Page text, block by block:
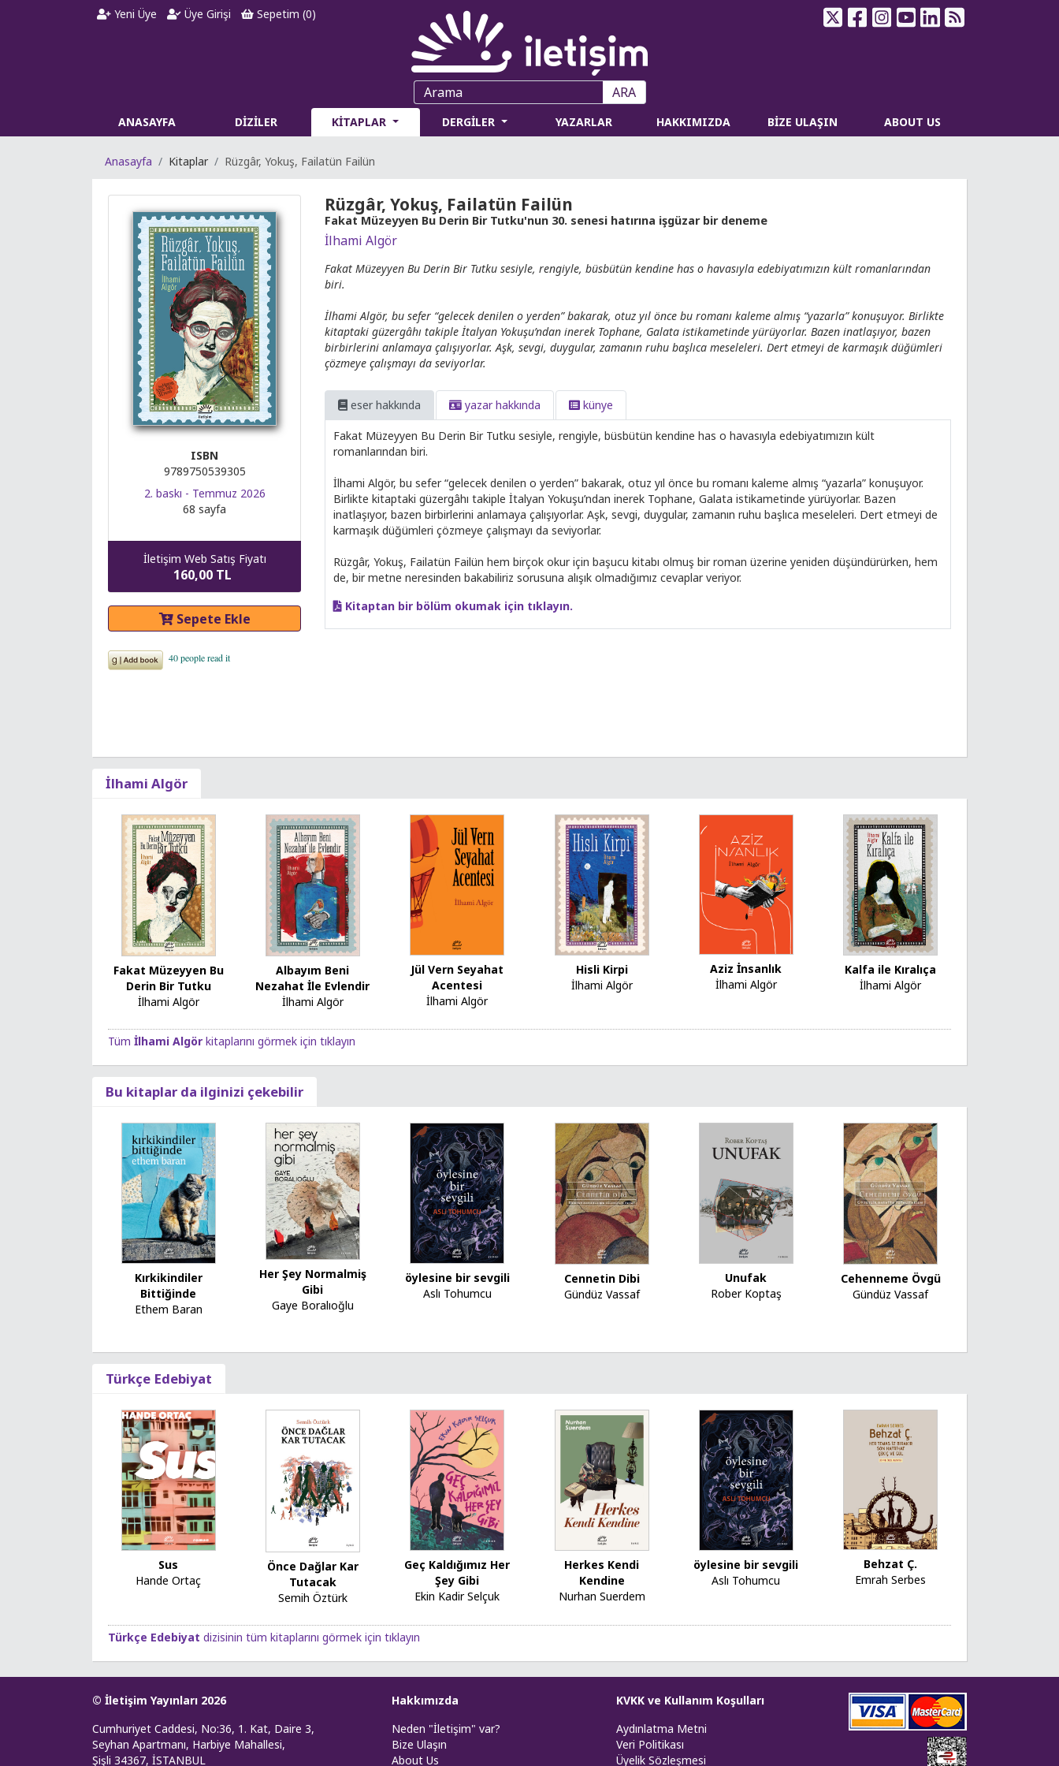
Yeni Üye Üye Girişi Sepetim (0)
ARA
ANASAYFA DİZİLER KİTAPLAR DERGİLER YAZARLAR HAKKIMIZDA BİZE ULAŞIN ABOUT US
Anasayfa Kitaplar Rüzgâr, Yokuş, Failatün Failün
ISBN
9789750539305
2. baskı - Temmuz 2026
68 sayfa
İletişim Web Satış Fiyatı
160,00 TL
Sepete Ekle
Rüzgâr, Yokuş, Failatün Failün
Fakat Müzeyyen Bu Derin Bir Tutku'nun 30. senesi hatırına işgüzar bir deneme
İlhami Algör
Fakat Müzeyyen Bu Derin Bir Tutku sesiyle, rengiyle, büsbütün kendine has o havasıyla edebiyatımızın kült romanlarından
biri.
İlhami Algör, bu sefer “gelecek denilen o yerden” bakarak, otuz yıl önce bu romanı kaleme almış “yazarla” konuşuyor. Birlikte
kitaptaki güzergâhı takiple İtalyan Yokuşu’ndan inerek Tophane, Galata istikametinde yürüyorlar. Bazen inatlaşıyor, bazen
birbirlerini anlamaya çalışıyorlar. Aşk, sevgi, duygular, zamanın ruhu başlıca meseleleri. Dert etmeyi de karmaşık düğümleri
çözmeye çalışmayı da seviyorlar.
eser hakkında yazar hakkında künye
Fakat Müzeyyen Bu Derin Bir Tutku sesiyle, rengiyle, büsbütün kendine has o havasıyla edebiyatımızın kült
romanlarından biri.
İlhami Algör, bu sefer “gelecek denilen o yerden” bakarak, otuz yıl önce bu romanı kaleme almış “yazarla” konuşuyor.
Birlikte kitaptaki güzergâhı takiple İtalyan Yokuşu’ndan inerek Tophane, Galata istikametinde yürüyorlar. Bazen
inatlaşıyor, bazen birbirlerini anlamaya çalışıyorlar. Aşk, sevgi, duygular, zamanın ruhu başlıca meseleleri. Dert etmeyi de
karmaşık düğümleri çözmeye çalışmayı da seviyorlar.
Rüzgâr, Yokuş, Failatün Failün hem birçok okur için başucu kitabı olmuş bir roman üzerine yeniden düşündürürken, hem
de, bir metne neresinden bakabiliriz sorusuna alışık olmadığımız cevaplar veriyor.
Kitaptan bir bölüm okumak için tıklayın.
İlhami Algör
Fakat Müzeyyen Bu
Derin Bir Tutku
İlhami Algör
Albayım Beni
Nezahat İle Evlendir
İlhami Algör
Jül Vern Seyahat
Acentesi
İlhami Algör
Hisli Kirpi
İlhami Algör
Aziz İnsanlık
İlhami Algör
Kalfa ile Kıralıça
İlhami Algör
Tüm İlhami Algör kitaplarını görmek için tıklayın
Bu kitaplar da ilginizi çekebilir
Kırkikindiler
Bittiğinde
Ethem Baran
Her Şey Normalmiş
Gibi
Gaye Boralıoğlu
öylesine bir sevgili
Aslı Tohumcu
Cennetin Dibi
Gündüz Vassaf
Unufak
Rober Koptaş
Cehenneme Övgü
Gündüz Vassaf
Türkçe Edebiyat
Sus
Hande Ortaç
Önce Dağlar Kar
Tutacak
Semih Öztürk
Geç Kaldığımız Her
Şey Gibi
Ekin Kadir Selçuk
Herkes Kendi
Kendine
Nurhan Suerdem
öylesine bir sevgili
Aslı Tohumcu
Behzat Ç.
Emrah Serbes
Türkçe Edebiyat dizisinin tüm kitaplarını görmek için tıklayın
© İletişim Yayınları 2026
Cumhuriyet Caddesi, No:36, 1. Kat, Daire 3,
Seyhan Apartmanı, Harbiye Mahallesi,
Şişli 34367, İSTANBUL
Hakkımızda
Neden "İletişim" var?
Bize Ulaşın
About Us
KVKK ve Kullanım Koşulları
Aydınlatma Metni
Veri Politikası
Üyelik Sözleşmesi